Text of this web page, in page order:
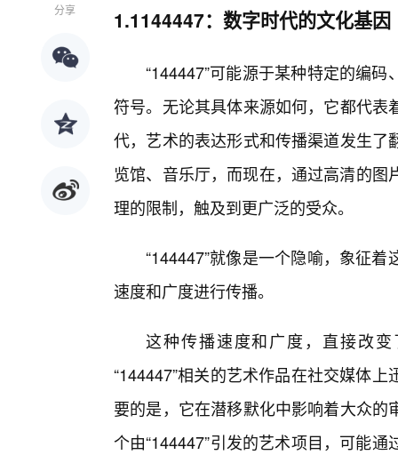
分享 1.1144447：数字时代的文化基因
“144447”可能源于某种特定的编
符号。无论其具体来源如何，它都代
代，艺术的表达形式和传播渠道发生
览馆、音乐厅，而现在，通过高清的
理的限制，触及到更广泛的受众。
“144447”就像是一个隐喻，象征
速度和广度进行传播。
这种传播速度和广度，直接改
“144447”相关的艺术作品在社交媒体
要的是，它在潜移默化中影响着大众
个由“144447”引发的艺术项目，可能